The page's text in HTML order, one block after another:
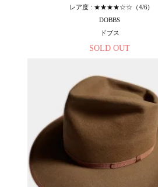
レア度 : ★★★★☆☆（4/6)
DOBBS
ドブス
SOLD OUT